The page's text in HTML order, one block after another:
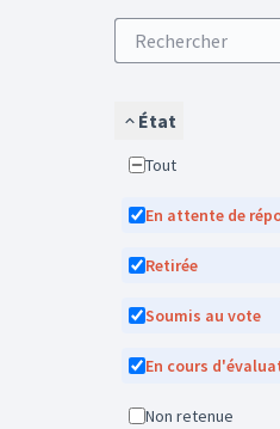
État
Tout
En attente de
Retirée
Soumis au vote
En cours
Non retenue